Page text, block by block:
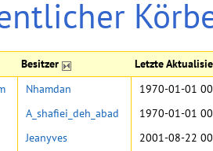
Besitzer Letzte
Nhamdan
1970-01-01
A_shafiei_deh_abad
1970-01-01
Jeanyves
2001-08-22